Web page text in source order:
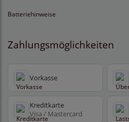
Batteriehinweise
Zahlungsmöglichkeiten
Vorkasse
Kreditkarte
Visa / Mastercard